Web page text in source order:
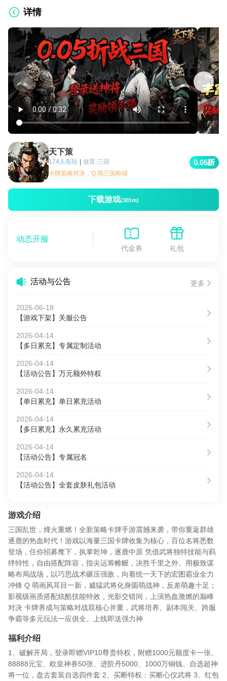
详情
天下策
174人在玩 | 放置·三国
卡牌策略对决，Q 萌三国称雄
0.05
下载游戏(301m)
动态开服
代金券 礼包
活动与公告 更多
2026-06-18
【游戏下架】关服公告
2026-04-14
【多日累充】专属定制活动
2026-04-14
【活动公告】万元额外特权
2026-04-14
【单日累充】单日累充活动
2026-04-14
【多日累充】永久累充活动
2026-04-14
【活动公告】专属冠名
2026-04-14
【活动公告】全套皮肤礼包活动
游戏介绍
三国乱世，烽火重燃！全新策略卡牌手游震撼来袭，带你重返群雄
逐鹿的热血时代！游戏以海量三国卡牌收集为核心，百位名将悉数
登场，任你招募麾下，执掌乾坤，逐鹿中原 凭借武将独特技能与羁
绊特性，自由搭配阵容，指尖运筹帷幄，决胜千里之外。用极致谋
略布局战场，以巧思战术碾压强敌，向着统一天下的宏图霸业全力
冲锋 Q 萌画风耳目一新，威猛武将化身圆萌战神，反差萌趣十足；
影视级画质搭配炫酷技能特效，光影交错间，上演热血激燃的巅峰
对决 卡牌养成与策略对战双核心并重，武将培养、副本闯关、跨服
争霸等多元玩法一应俱全。上线即送强力神
福利介绍
1、破解开局，登录即赠VIP10尊贵特权，附赠1000元额度卡一张、
88888元宝、欧皇神券50张、进阶丹5000、1000万铜钱、自选超神
将一位，盘古套装自选四件套 2、买断特权：买断心仪武将 3、红包